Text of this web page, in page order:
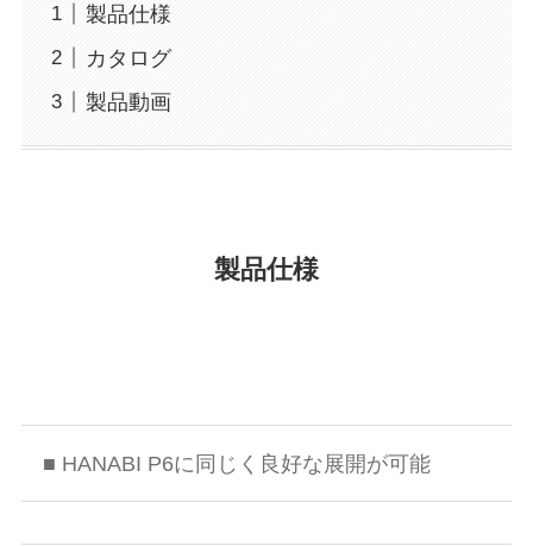
製品仕様
カタログ
製品動画
製品仕様
■ HANABI P6に同じく良好な展開が可能